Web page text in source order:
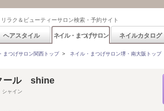
ラク＆ビューティーサロン検索・予約サイト
ヘアスタイル ネイル・まつげサロン ネイルカタログ
まつげサロン関西トップ> ネイル・まつげサロン堺・南大阪トップ
ール shine
ャイン